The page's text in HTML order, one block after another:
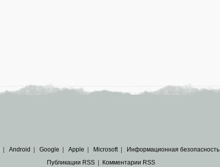
Android Google Apple Microsoft| Информационная безопасность
Публикации RSS| Комментарии RSS